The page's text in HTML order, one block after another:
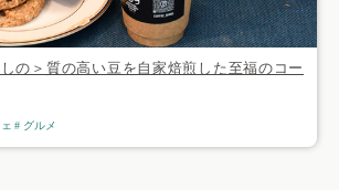
しの＞質の高い豆を自家焙煎した至福のコー
グルメ